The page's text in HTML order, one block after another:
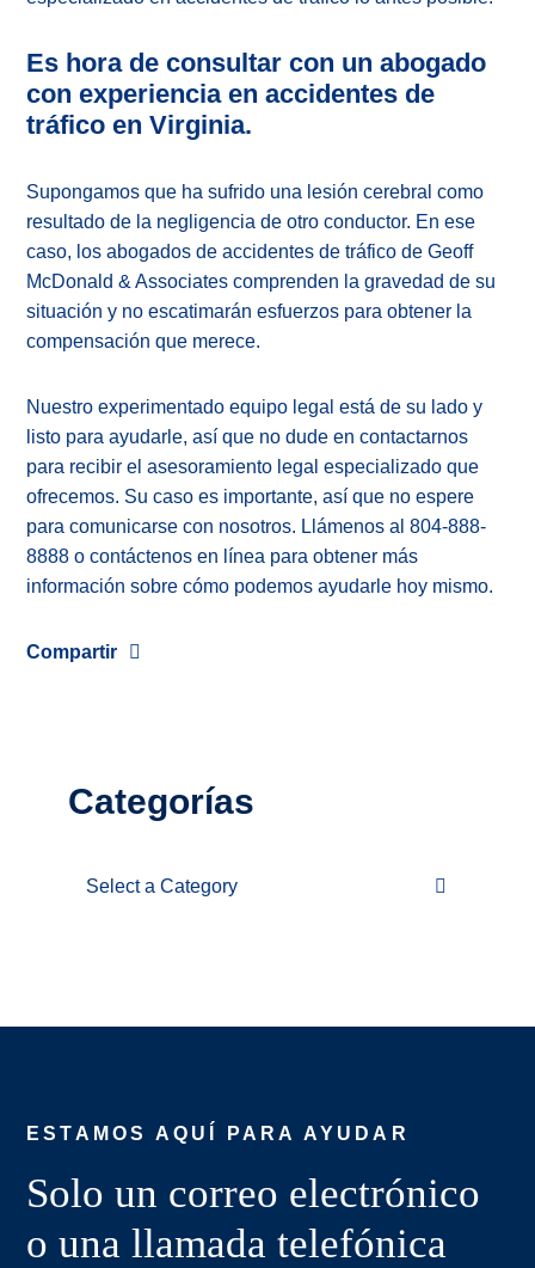
Es hora de consultar con un abogado
con experiencia en accidentes de
tráfico en Virginia.
Supongamos que ha sufrido una lesión cerebral como
resultado de la negligencia de otro conductor. En ese
caso, los abogados de accidentes de tráfico de Geoff
McDonald & Associates comprenden la gravedad de su
situación y no escatimarán esfuerzos para obtener la
compensación que merece.
Nuestro experimentado equipo legal está de su lado y
listo para ayudarle, así que no dude en contactarnos
para recibir el asesoramiento legal especializado que
ofrecemos. Su caso es importante, así que no espere
para comunicarse con nosotros. Llámenos al 804-888-
8888 o contáctenos en línea para obtener más
información sobre cómo podemos ayudarle hoy mismo.
Compartir
Categorías
Categories
ESTAMOS AQUÍ PARA AYUDAR
Solo un correo electrónico
o una llamada telefónica